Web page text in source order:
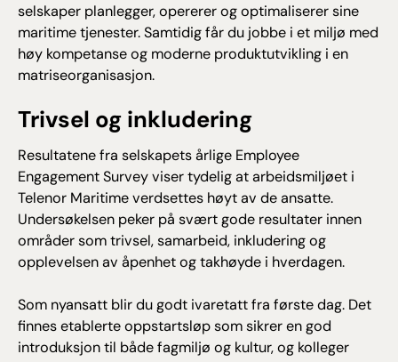
selskaper planlegger, opererer og optimaliserer sine
maritime tjenester. Samtidig får du jobbe i et miljø med
høy kompetanse og moderne produktutvikling i en
matriseorganisasjon.
Trivsel og inkludering
Resultatene fra selskapets årlige Employee
Engagement Survey viser tydelig at arbeidsmiljøet i
Telenor Maritime verdsettes høyt av de ansatte.
Undersøkelsen peker på svært gode resultater innen
områder som trivsel, samarbeid, inkludering og
opplevelsen av åpenhet og takhøyde i hverdagen.
Som nyansatt blir du godt ivaretatt fra første dag. Det
finnes etablerte oppstartsløp som sikrer en god
introduksjon til både fagmiljø og kultur, og kolleger